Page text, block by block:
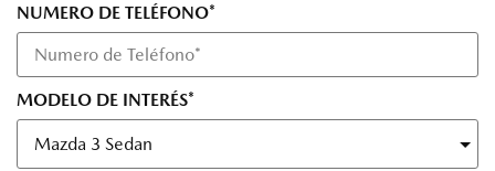
NUMERO DE TELÉFONO*
MODELO DE INTERÉS*